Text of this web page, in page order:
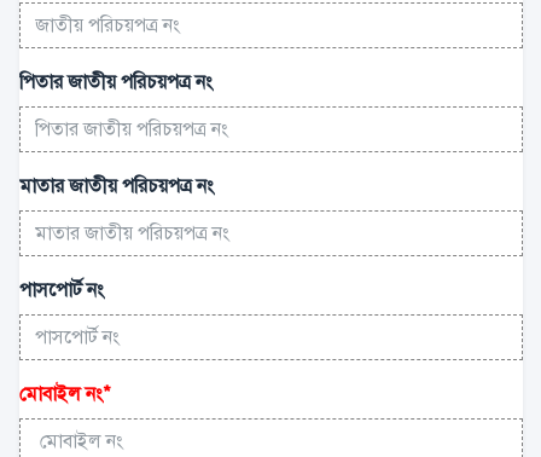
পিতার জাতীয় পরিচয়পত্র নং
মাতার জাতীয় পরিচয়পত্র নং
পাসপোর্ট নং
মোবাইল নং*